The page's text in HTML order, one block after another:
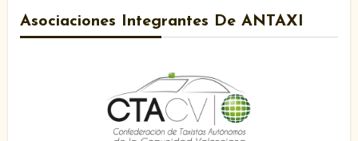
Asociaciones Integrantes De ANTAXI